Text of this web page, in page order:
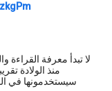
لا تبدأ معرفة
منذ الولادة